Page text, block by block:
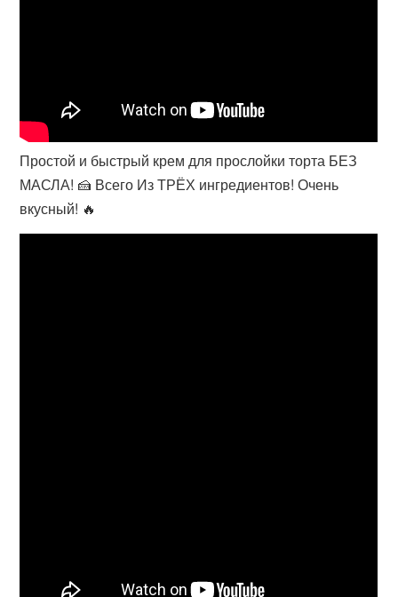
Простой и быстрый крем для прослойки торта БЕЗ
МАСЛА! 🍰 Всего Из ТРЁХ ингредиентов! Очень
вкусный! 🔥